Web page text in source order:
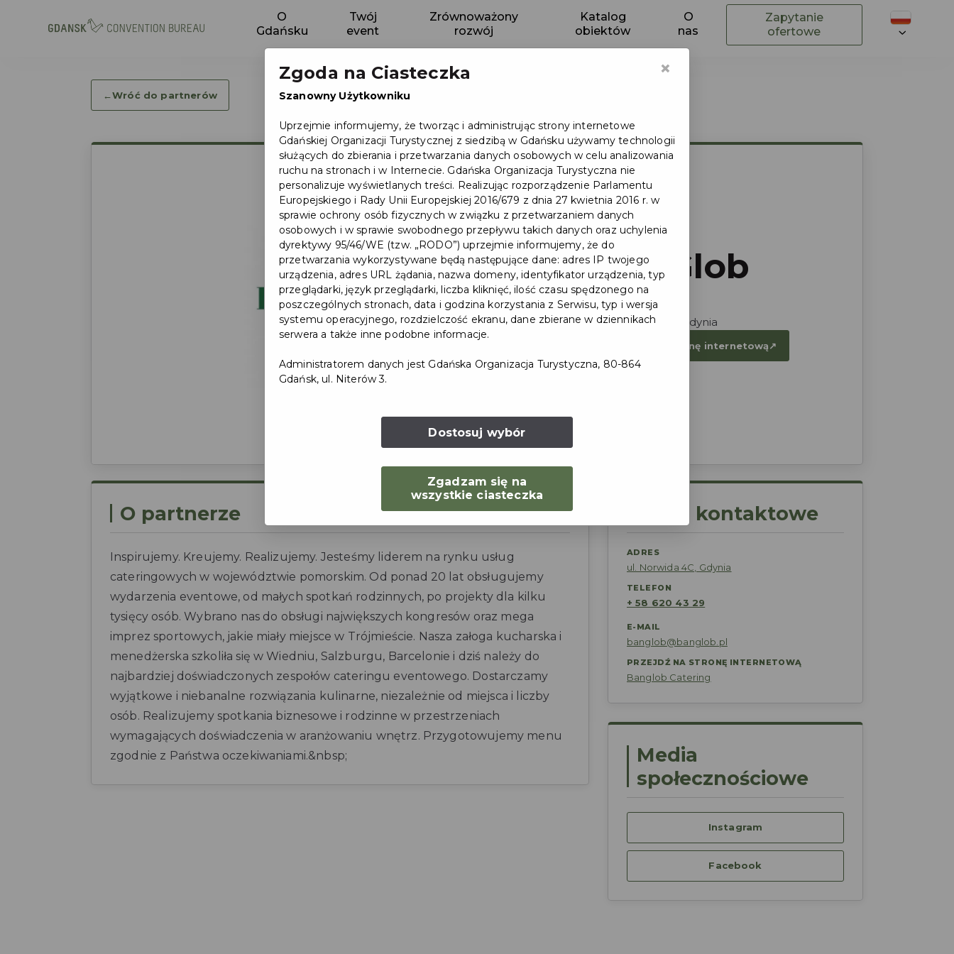
O
Gdańsku
Twój
event
Zrównoważony
rozwój
Katalog
obiektów
O
nas
Zapytanie
ofertowe
←Wróć do partnerów
BanGlob
ul. Norwida 4C, Gdynia
Przejdź na stronę internetową↗
O partnerze
Inspirujemy. Kreujemy. Realizujemy. Jesteśmy liderem na rynku usług
cateringowych w województwie pomorskim. Od ponad 20 lat obsługujemy
wydarzenia eventowe, od małych spotkań rodzinnych, po projekty dla kilku
tysięcy osób. Wybrano nas do obsługi największych kongresów oraz mega
imprez sportowych, jakie miały miejsce w Trójmieście. Nasza załoga kucharska i
menedżerska szkoliła się w Wiedniu, Salzburgu, Barcelonie i dziś należy do
najbardziej doświadczonych zespołów cateringu eventowego. Dostarczamy
wyjątkowe i niebanalne rozwiązania kulinarne, niezależnie od miejsca i liczby
osób. Realizujemy spotkania biznesowe i rodzinne w przestrzeniach
wymagających doświadczenia w aranżowaniu wnętrz. Przygotowujemy menu
zgodnie z Państwa oczekiwaniami.&nbsp;
Dane kontaktowe
ADRES
ul. Norwida 4C, Gdynia
TELEFON
+ 58 620 43 29
E-MAIL
banglob@banglob.pl
PRZEJDŹ NA STRONĘ INTERNETOWĄ
Banglob Catering
Media
społecznościowe
Instagram
Facebook
×
Zgoda na Ciasteczka
Szanowny Użytkowniku
Uprzejmie informujemy, że tworząc i administrując strony internetowe
Gdańskiej Organizacji Turystycznej z siedzibą w Gdańsku używamy technologii
służących do zbierania i przetwarzania danych osobowych w celu analizowania
ruchu na stronach i w Internecie. Gdańska Organizacja Turystyczna nie
personalizuje wyświetlanych treści. Realizując rozporządzenie Parlamentu
Europejskiego i Rady Unii Europejskiej 2016/679 z dnia 27 kwietnia 2016 r. w
sprawie ochrony osób fizycznych w związku z przetwarzaniem danych
osobowych i w sprawie swobodnego przepływu takich danych oraz uchylenia
dyrektywy 95/46/WE (tzw. „RODO”) uprzejmie informujemy, że do
przetwarzania wykorzystywane będą następujące dane: adres IP twojego
urządzenia, adres URL żądania, nazwa domeny, identyfikator urządzenia, typ
przeglądarki, język przeglądarki, liczba kliknięć, ilość czasu spędzonego na
poszczególnych stronach, data i godzina korzystania z Serwisu, typ i wersja
systemu operacyjnego, rozdzielczość ekranu, dane zbierane w dziennikach
serwera a także inne podobne informacje.
Administratorem danych jest Gdańska Organizacja Turystyczna, 80-864
Gdańsk, ul. Niterów 3.
Dostosuj wybór
Zgadzam się na
wszystkie ciasteczka